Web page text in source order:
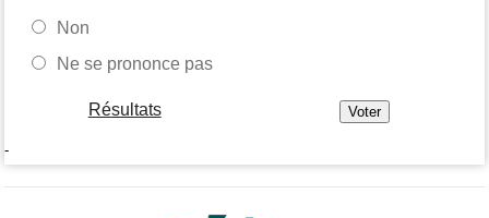
Non
Ne se prononce pas
Résultats
-